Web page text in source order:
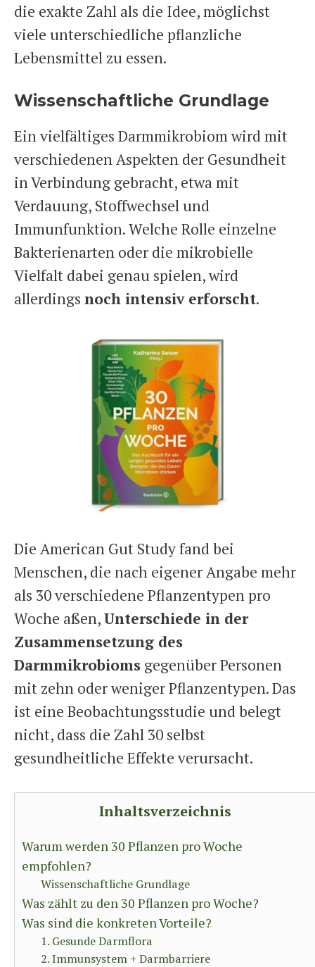
die exakte Zahl als die Idee, möglichst
viele unterschiedliche pflanzliche
Lebensmittel zu essen.
Wissenschaftliche Grundlage
Ein vielfältiges Darmmikrobiom wird mit
verschiedenen Aspekten der Gesundheit
in Verbindung gebracht, etwa mit
Verdauung, Stoffwechsel und
Immunfunktion. Welche Rolle einzelne
Bakterienarten oder die mikrobielle
Vielfalt dabei genau spielen, wird
allerdings noch intensiv erforscht.
Die American Gut Study fand bei
Menschen, die nach eigener Angabe mehr
als 30 verschiedene Pflanzentypen pro
Woche aßen,Unterschiede in der
Zusammensetzung des
Darmmikrobioms gegenüber Personen
mit zehn oder weniger Pflanzentypen. Das
ist eine Beobachtungsstudie und belegt
nicht, dass die Zahl 30 selbst
gesundheitliche Effekte verursacht.
Inhaltsverzeichnis
Warum werden 30 Pflanzen pro Woche
empfohlen?
Wissenschaftliche Grundlage
Was zählt zu den 30 Pflanzen pro Woche?
Was sind die konkreten Vorteile?
1. Gesunde Darmflora
2. Immunsystem + Darmbarriere